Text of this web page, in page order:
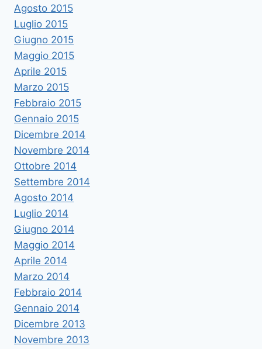
Agosto 2015
Luglio 2015
Giugno 2015
Maggio 2015
Aprile 2015
Marzo 2015
Febbraio 2015
Gennaio 2015
Dicembre 2014
Novembre 2014
Ottobre 2014
Settembre 2014
Agosto 2014
Luglio 2014
Giugno 2014
Maggio 2014
Aprile 2014
Marzo 2014
Febbraio 2014
Gennaio 2014
Dicembre 2013
Novembre 2013